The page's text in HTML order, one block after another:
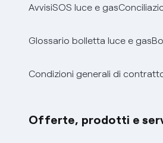
AvvisiSOS luce e gas
Glossario bolletta luce e gas
Condizioni generali di
Offerte, prodotti e